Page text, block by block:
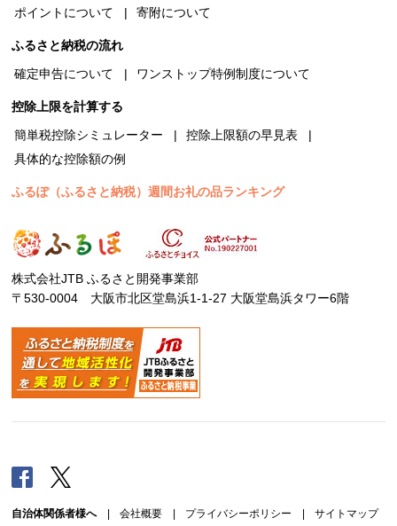
ポイントについて
寄附について
ふるさと納税の流れ
確定申告について
ワンストップ特例制度について
控除上限を計算する
簡単税控除シミュレーター
控除上限額の早見表
具体的な控除額の例
ふるぽ（ふるさと納税）週間お礼の品ランキング
株式会社JTB ふるさと開発事業部
〒530-0004 大阪市北区堂島浜1-1-27 大阪堂島浜タワー6階
Facebook
自治体関係者様へ| 会社概要 | プライバシーポリシー | サイトマップ